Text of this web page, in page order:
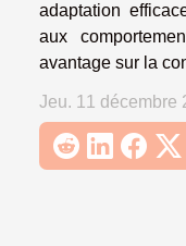
adaptation
aux
avantage sur la
Jeu. 11 décembre